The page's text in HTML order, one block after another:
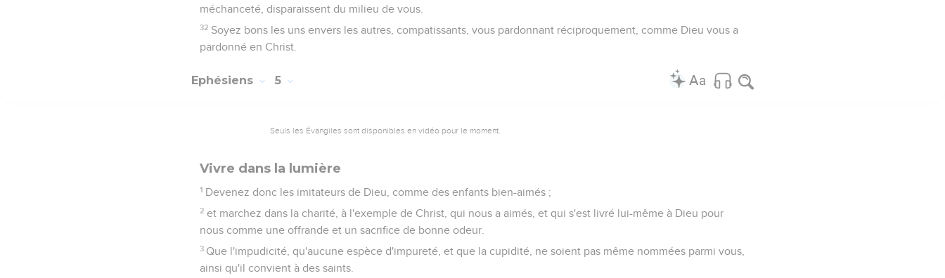
méchanceté, disparaissent du milieu de vous.
32 Soyez bons les uns envers les autres, compatissants, vous pardonnant réciproquement, comme Dieu vous a
pardonné en Christ.
Ephésiens 5
Seuls les Évangiles sont disponibles en vidéo pour le moment.
Vivre dans la lumière
1 Devenez donc les imitateurs de Dieu, comme des enfants bien-aimés ;
2 et marchez dans la charité, à l'exemple de Christ, qui nous a aimés, et qui s'est livré lui-même à Dieu pour
nous comme une offrande et un sacrifice de bonne odeur.
3 Que l'impudicité, qu'aucune espèce d'impureté, et que la cupidité, ne soient pas même nommées parmi vous,
ainsi qu'il convient à des saints.